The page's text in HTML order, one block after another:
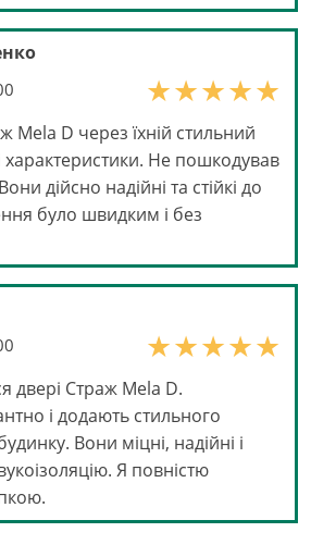
Mela D через їхній стильний
Не пошкодував
дійсно надійні та стійкі до
було швидким і без
двері Страж Mela D.
і додають стильного
Вони міцні, надійні і
Я повністю